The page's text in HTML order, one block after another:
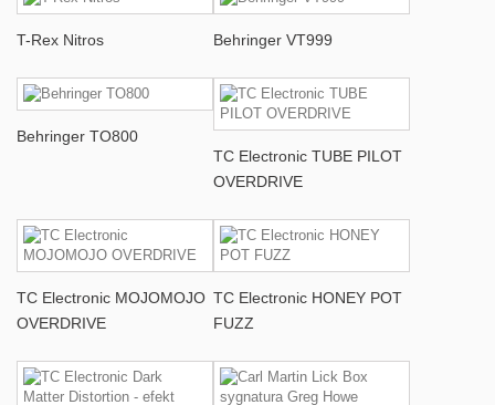
T-Rex Nitros Behringer VT999
Behringer TO800
TC Electronic TUBE PILOT
OVERDRIVE
TC Electronic MOJOMOJO
OVERDRIVE
TC Electronic HONEY POT
FUZZ